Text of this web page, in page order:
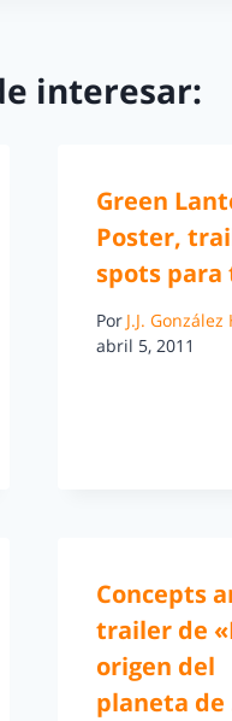
interesar:
Green
Poster,
spots para
Por J.J. González
abril 5, 2011
Concepts
trailer de
origen del
planeta